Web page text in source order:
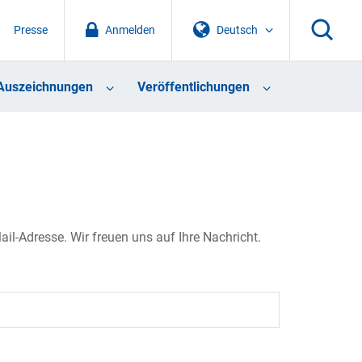
Deutsch
Anmelden
Presse
Veröffentlichungen
Adresse. Wir freuen uns auf Ihre Nachricht.